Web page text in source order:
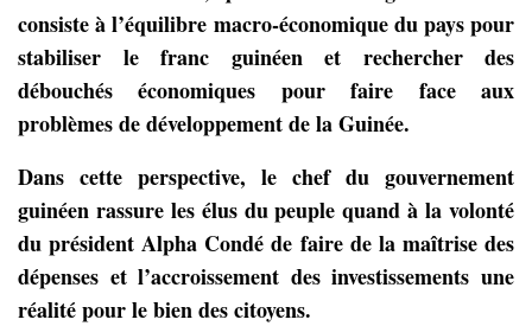
consiste à l’équilibre macro-économique du pays pour
stabiliser le franc guinéen et rechercher des
débouchés économiques pour faire face aux
problèmes de développement de la Guinée.
Dans cette perspective, le chef du gouvernement
guinéen rassure les élus du peuple quand à la volonté
du président Alpha Condé de faire de la maîtrise des
dépenses et l’accroissement des investissements une
réalité pour le bien des citoyens.